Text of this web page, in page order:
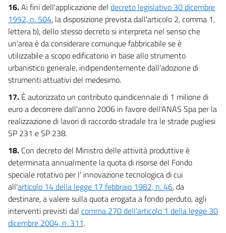
16.Ai fini dell'applicazione del decreto legislativo 30 dicembre
1992, n. 504, la disposizione prevista dall'articolo 2, comma 1,
lettera b), dello stesso decreto si interpreta nel senso che
un'area è da considerare comunque fabbricabile se è
utilizzabile a scopo edificatorio in base allo strumento
urbanistico generale, indipendentemente dall'adozione di
strumenti attuativi del medesimo.
17. È autorizzato un contributo quindicennale di 1 milione di
euro a decorrere dall'anno 2006 in favore dell'ANAS Spa per la
realizzazione di lavori di raccordo stradale tra le strade pugliesi
SP 231 e SP 238.
18. Con decreto del Ministro delle attività produttive è
determinata annualmente la quota di risorse del Fondo
speciale rotativo per l' innovazione tecnologica di cui
all'articolo 14 della legge 17 febbraio 1982, n. 46, da
destinare, a valere sulla quota erogata a fondo perduto, agli
interventi previsti dal comma 270 dell'articolo 1 della legge 30
dicembre 2004, n. 311.